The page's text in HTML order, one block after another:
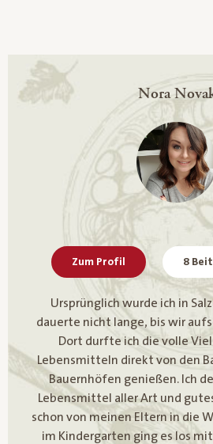
Nora
Zum Profil 8
Ursprünglich wurde ich in
dauerte nicht lange, bis wir aufs
Dort durfte ich die volle
Lebensmitteln direkt von den
Bauernhöfen genießen. Ich
Lebensmittel aller Art und
schon von meinen Eltern in die
im Kindergarten ging es los